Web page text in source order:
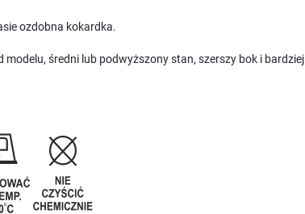
ozdobna kokardka.
średni lub podwyższony stan, szerszy bok i bardziej
lub zaakceptować je
ustawień.